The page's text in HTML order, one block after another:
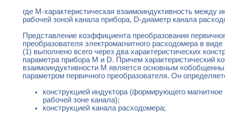
где М-характеристическая взаимоиндуктивность между
рабочей зоной канала прибора, D-диаметр канала
Представление коэффициента преобразования
преобразователя электромагнитного расходомера в
(1) выполнено всего через два характеристических
параметра прибора М и D. Причем характеристический
взаимоиндуктивности М является основным
параметром первичного преобразователя. Он
конструкцией индуктора (формирующего магнитное
рабочей зоне канала);
конструкцией канала расходомера;